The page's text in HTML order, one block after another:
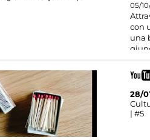
05/
con
una
28/
| #5